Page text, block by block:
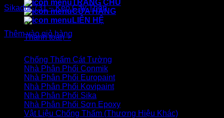
TRANG CHỦ
CỬA HÀNG
LIÊN HỆ
Thanh toán +
Sikadur 731 – Keo Cấy Thép
330.000₫
Thêm vào giỏ hàng
Danh mục sản phẩm
Chống Thấm Cát Tường
Nhà Phân Phối Conmik
Nhà Phân Phối Europaint
Nhà Phân Phối Kovipaint
Nhà Phân Phối Sika
Nhà Phân Phối Sơn Epoxy
Vật Liệu Chống Thấm (Thương Hiệu Khác)